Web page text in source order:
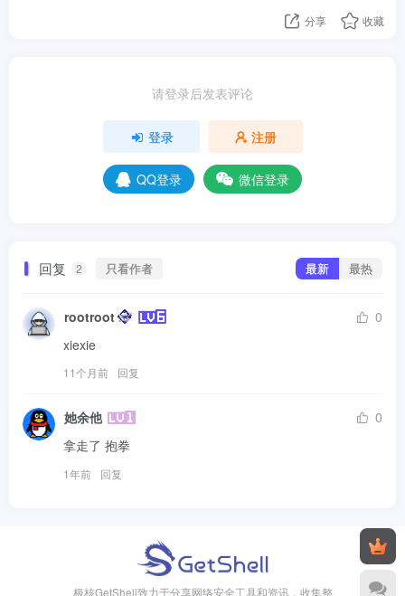
分享 收藏
请登录后发表评论
登录 注册
QQ登录 微信登录
回复 2 只看作者 最新 最热
rootroot
0
xiexie
11个月前 回复
她余他
0
拿走了 抱拳
1年前 回复
极核GetShell致力于分享网络安全工具和资讯，收集整